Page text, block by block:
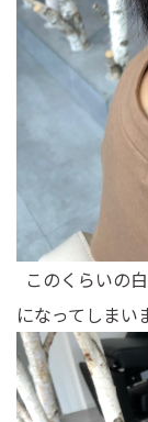
このくらいの
になってしまい